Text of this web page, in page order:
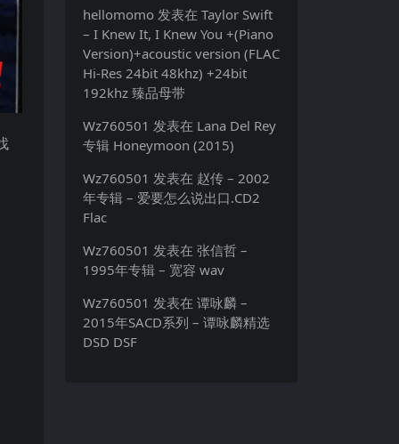
hellomomo 发表在 Taylor Swift
– I Knew It, I Knew You +(Piano
Version)+acoustic version (FLAC
Hi-Res 24bit 48khz) +24bit
192khz 臻品母带
Wz760501 发表在 Lana Del Rey
专辑 Honeymoon (2015)
Wz760501 发表在 赵传 – 2002
年专辑 – 爱要怎么说出口.CD2
Flac
Wz760501 发表在 张信哲 –
1995年专辑 – 宽容 wav
Wz760501 发表在 谭咏麟 –
2015年SACD系列 – 谭咏麟精选
DSD DSF